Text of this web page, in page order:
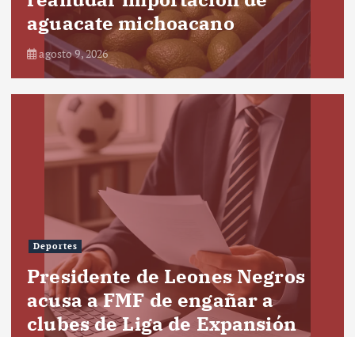
aguacate michoacano
agosto 9, 2026
Deportes
Presidente de Leones Negros
acusa a FMF de engañar a
clubes de Liga de Expansión